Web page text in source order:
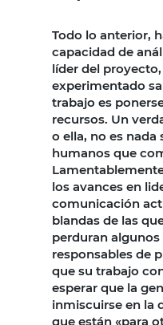
Todo lo anterior,
capacidad de
líder del
experimentado
trabajo es
recursos. Un
o ella, no es nada
humanos que
los avances en
comunicación
blandas de las
perduran algunos
responsables de
que su trabajo
esperar que la
inmiscuirse en la
que están «para